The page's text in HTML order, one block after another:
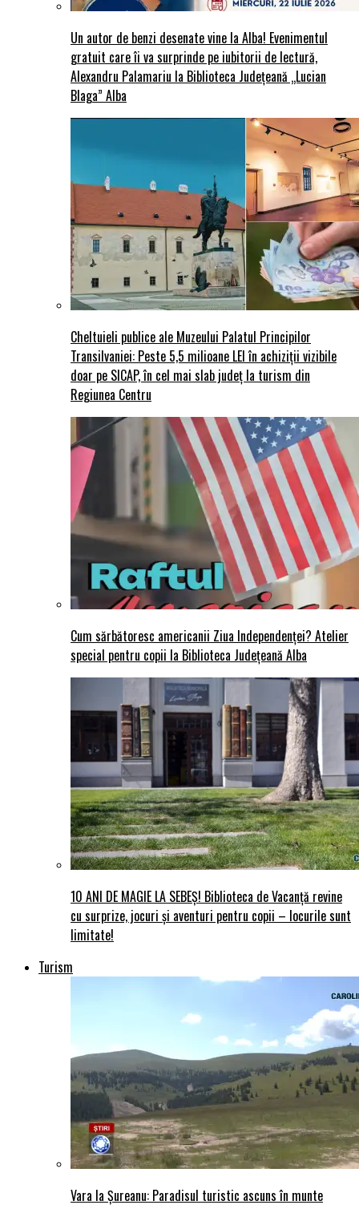
Un autor de benzi desenate vine la Alba! Evenimentul
gratuit care îi va surprinde pe iubitorii de lectură,
Alexandru Palamariu la Biblioteca Județeană „Lucian
Blaga” Alba
Cheltuieli publice ale Muzeului Palatul Principilor
Transilvaniei: Peste 5,5 milioane LEI în achiziții vizibile
doar pe SICAP, în cel mai slab județ la turism din
Regiunea Centru
Cum sărbătoresc americanii Ziua Independenței? Atelier
special pentru copii la Biblioteca Județeană Alba
10 ANI DE MAGIE LA SEBEȘ! Biblioteca de Vacanță revine
cu surprize, jocuri și aventuri pentru copii – locurile sunt
limitate!
Turism
Vara la Șureanu: Paradisul turistic ascuns în munte